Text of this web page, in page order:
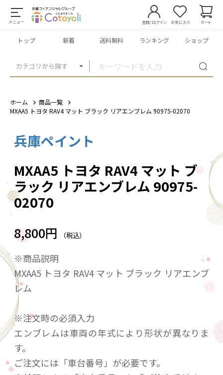
メニュー
カテゴリから探す
登録/ログイン お気に入り カート
トップ 新着 送料無料 ランキング ショップ
ホーム
商品一覧
MXAA5 トヨタ RAV4 マット ブラック リアエンブレム 90975-02070
兵庫ペイント
MXAA5 トヨタ RAV4 マット ブ
ラック リアエンブレム 90975-
02070
8,800円 （税込）
※商品説明
MXAA5 トヨタ RAV4 マット ブラック リアエンブ
レム
※注文時の必須入力
エンブレムは車両の年式により形状が異なりま
す。
ご注文には「車台番号」が必要です。